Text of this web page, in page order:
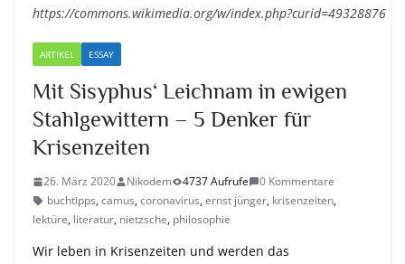
https://commons.wikimedia.org/w/index.php?curid=49328876
ARTIKEL ESSAY
Mit Sisyphus‘ Leichnam in ewigen
Stahlgewittern – 5 Denker für
Krisenzeiten
26. März 2020 Nikodem 4737 Aufrufe
0 Kommentare
buchtipps,camus,coronavirus,ernst jünger, krisenzeiten,
lektüre, literatur, nietzsche, philosophie
Wir leben in Krisenzeiten und werden das